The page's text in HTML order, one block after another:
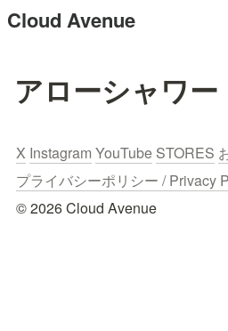
Cloud Avenue
アローシャワー
X Instagram YouTube STORES
プライバシーポリシー / Privacy
© 2026 Cloud Avenue